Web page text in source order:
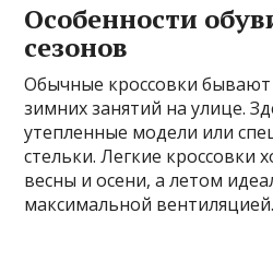
Особенности
сезонов
Обычные кроссовки бывают
зимних занятий на улице.
утепленные модели или
стельки. Легкие кроссовки
весны и осени, а летом
максимальной вентиляцией.